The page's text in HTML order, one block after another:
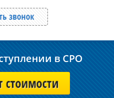
звонок
в СРО
ЗАЯВКУ